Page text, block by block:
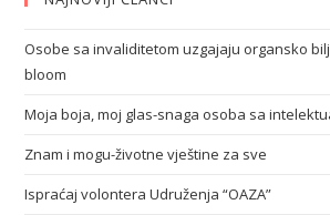
Osobe sa invaliditetom uzgajaju organsko
bloom
Moja boja, moj glas-snaga osoba sa
Znam i mogu-životne vještine za sve
Ispraćaj volontera Udruženja “OAZA”